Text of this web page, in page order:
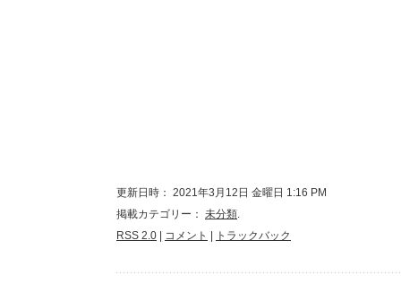
更新日時： 2021年3月12日 金曜日 1:16 PM
掲載カテゴリー： 未分類.
RSS 2.0
コメント トラックバック